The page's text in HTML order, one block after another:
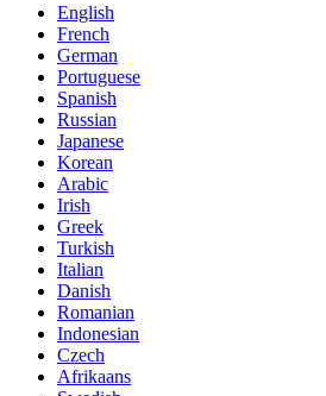
English
French
German
Portuguese
Spanish
Russian
Japanese
Korean
Arabic
Irish
Greek
Turkish
Italian
Danish
Romanian
Indonesian
Czech
Afrikaans